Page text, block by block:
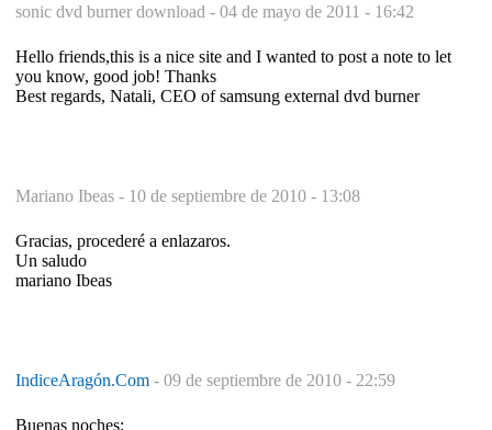
sonic dvd burner download - 04 de mayo de 2011 - 16:42
Hello friends,this is a nice site and I wanted to post a note to let
you know, good job! Thanks
Best regards, Natali, CEO of samsung external dvd burner
Mariano Ibeas - 10 de septiembre de 2010 - 13:08
Gracias, procederé a enlazaros.
Un saludo
mariano Ibeas
IndiceAragón.Com - 09 de septiembre de 2010 - 22:59
Buenas noches: